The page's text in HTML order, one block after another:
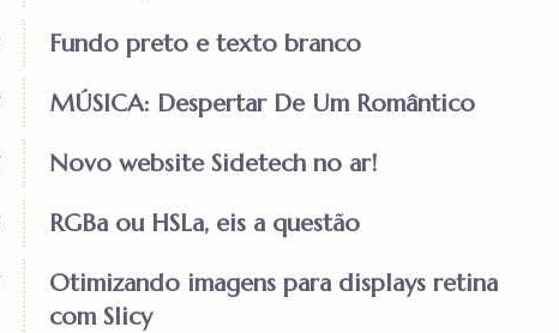
Fundo preto e texto branco
MÚSICA: Despertar De Um Romântico
Novo website Sidetech no ar!
RGBa ou HSLa, eis a questão
Otimizando imagens para displays retina
com Slicy